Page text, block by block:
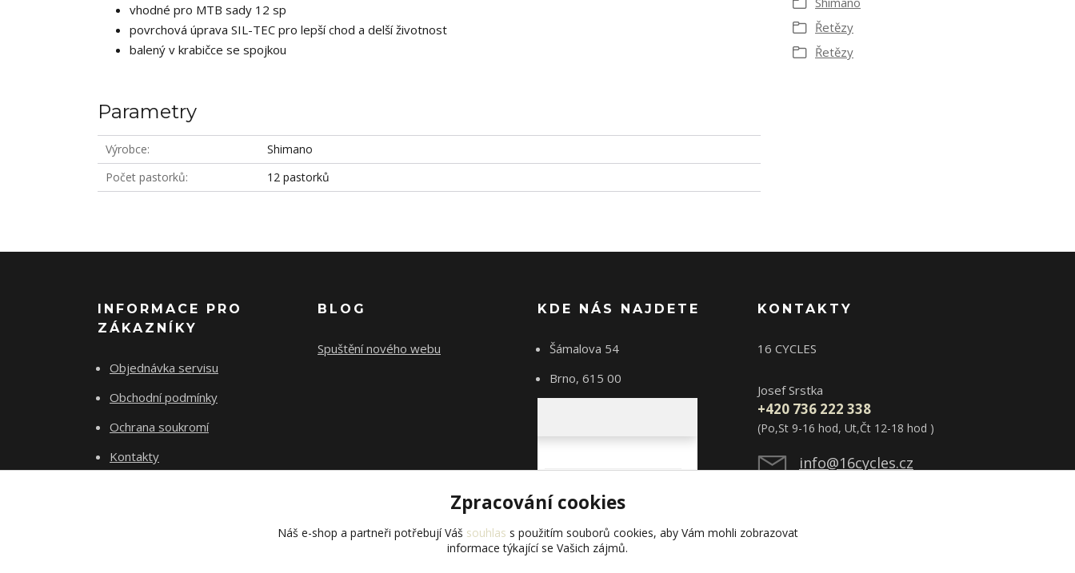
vhodné pro MTB sady 12 sp
povrchová úprava SIL-TEC pro lepší chod a delší životnost
balený v krabičce se spojkou
Parametry
Výrobce
Shimano
Počet pastorků
12 pastorků
Řetězy
Řetězy
INFORMACE PRO
ZÁKAZNÍKY
Objednávka servisu
Obchodní podmínky
Ochrana soukromí
Kontakty
BLOG
Spuštění nového webu
KDE NÁS NAJDETE
Šámalova 54
Brno, 615 00
KONTAKTY
16 CYCLES
Josef Srstka
+420 736 222 338
(Po,St 9-16 hod, Ut,Čt 12-18 hod )
info@16cycles.cz
Zpracování cookies
Náš e-shop a partneři potřebují Váš souhlas s použitím souborů cookies, aby Vám mohli zobrazovat
informace týkající se Vašich zájmů.